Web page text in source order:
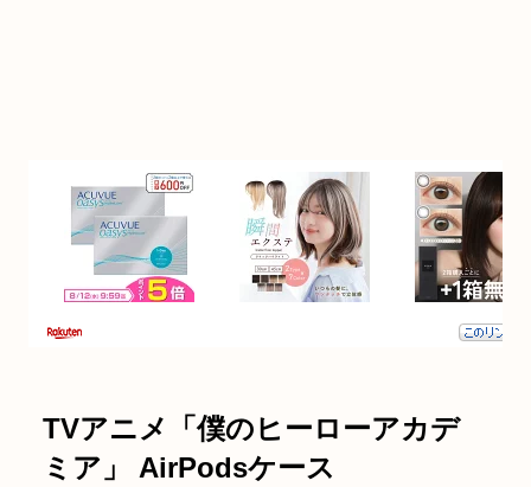
TVアニメ「僕のヒーローアカデ
ミア」 AirPodsケース